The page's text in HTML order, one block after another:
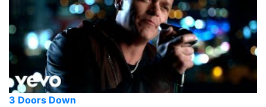
3 Doors Down